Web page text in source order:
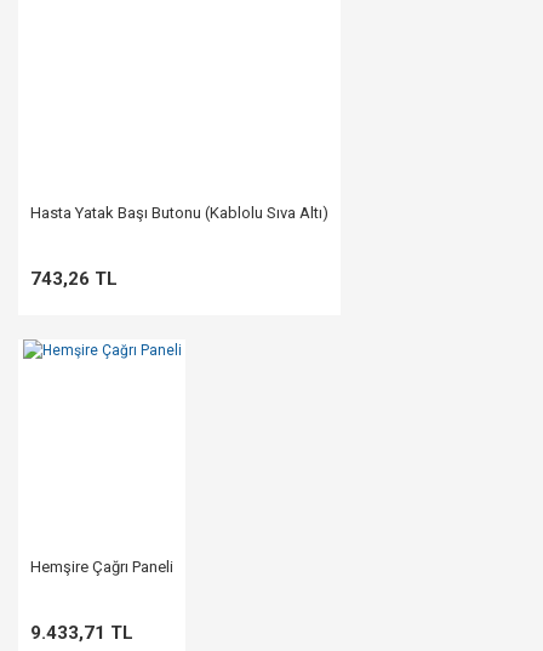
Hasta Yatak Başı Butonu (Kablolu Sıva Altı)
743,26 TL
Hemşire Çağrı Paneli
9.433,71 TL